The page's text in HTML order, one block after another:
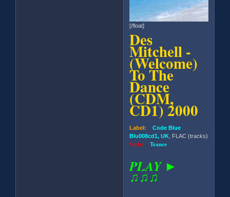
[/float]
Des
Mitchell -
(Welcome)
To The
Dance
(CDM,
CD1) 2000
Label: Code Blue
Blu008cd1, UK , FLAC (tracks)
Style:Trance
PLAY ►
♫♫♫